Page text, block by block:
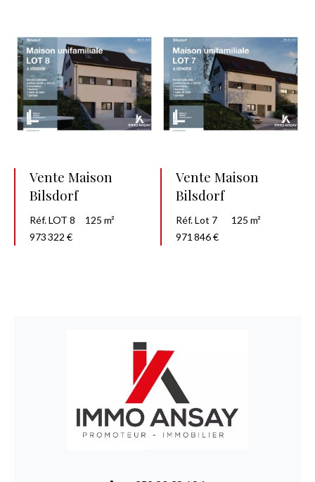
Vente Maison
Bilsdorf
Réf. LOT 8
125 m²
973 322 €
Vente Maison
Bilsdorf
Réf. Lot 7
125 m²
971 846 €